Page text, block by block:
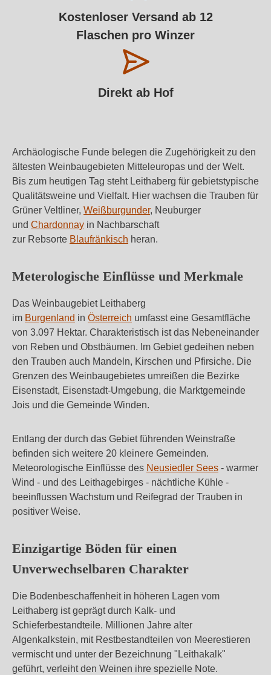
Kostenloser Versand ab 12
Flaschen pro Winzer
Direkt ab Hof
Archäologische Funde belegen die Zugehörigkeit zu den
ältesten Weinbaugebieten Mitteleuropas und der Welt.
Bis zum heutigen Tag steht Leithaberg für gebietstypische
Qualitätsweine und Vielfalt. Hier wachsen die Trauben für
Grüner Veltliner, Weißburgunder, Neuburger
und Chardonnay in Nachbarschaft
zur Rebsorte Blaufränkisch heran.
Meterologische Einflüsse und Merkmale
Das Weinbaugebiet Leithaberg
im Burgenland in Österreich umfasst eine Gesamtfläche
von 3.097 Hektar. Charakteristisch ist das Nebeneinander
von Reben und Obstbäumen. Im Gebiet gedeihen neben
den Trauben auch Mandeln, Kirschen und Pfirsiche. Die
Grenzen des Weinbaugebietes umreißen die Bezirke
Eisenstadt, Eisenstadt-Umgebung, die Marktgemeinde
Jois und die Gemeinde Winden.
Entlang der durch das Gebiet führenden Weinstraße
befinden sich weitere 20 kleinere Gemeinden.
Meteorologische Einflüsse des Neusiedler Sees - warmer
Wind - und des Leithagebirges - nächtliche Kühle -
beeinflussen Wachstum und Reifegrad der Trauben in
positiver Weise.
Einzigartige Böden für einen
Unverwechselbaren Charakter
Die Bodenbeschaffenheit in höheren Lagen vom
Leithaberg ist geprägt durch Kalk- und
Schieferbestandteile. Millionen Jahre alter
Algenkalkstein, mit Restbestandteilen von Meerestieren
vermischt und unter der Bezeichnung "Leithakalk"
geführt, verleiht den Weinen ihre spezielle Note.